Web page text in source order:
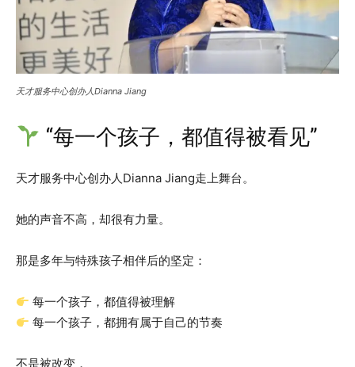
天才服务中心创办人Dianna Jiang
“每一个孩子，都值得被看见”
天才服务中心创办人Dianna Jiang走上舞台。
她的声音不高，却很有力量。
那是多年与特殊孩子相伴后的坚定：
每一个孩子，都值得被理解
每一个孩子，都拥有属于自己的节奏
不是被改变，